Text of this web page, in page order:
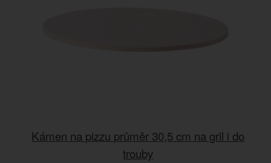
Kámen na pizzu průměr 30,5 cm na gril i do
trouby